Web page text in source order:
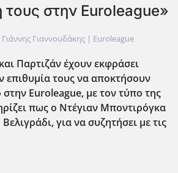
τους στην Euroleague»
Γιάννης Γιαννουδάκης | Euroleague
Παρτιζάν έχουν εκφράσει
επιθυμία τους να αποκτήσουν
στην Euroleague, με τον τύπο της
πως ο Ντέγιαν Μποντιρόγκα
για να συζητήσει με τις